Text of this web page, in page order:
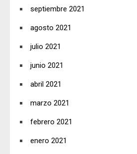
septiembre 2021
agosto 2021
julio 2021
junio 2021
abril 2021
marzo 2021
febrero 2021
enero 2021